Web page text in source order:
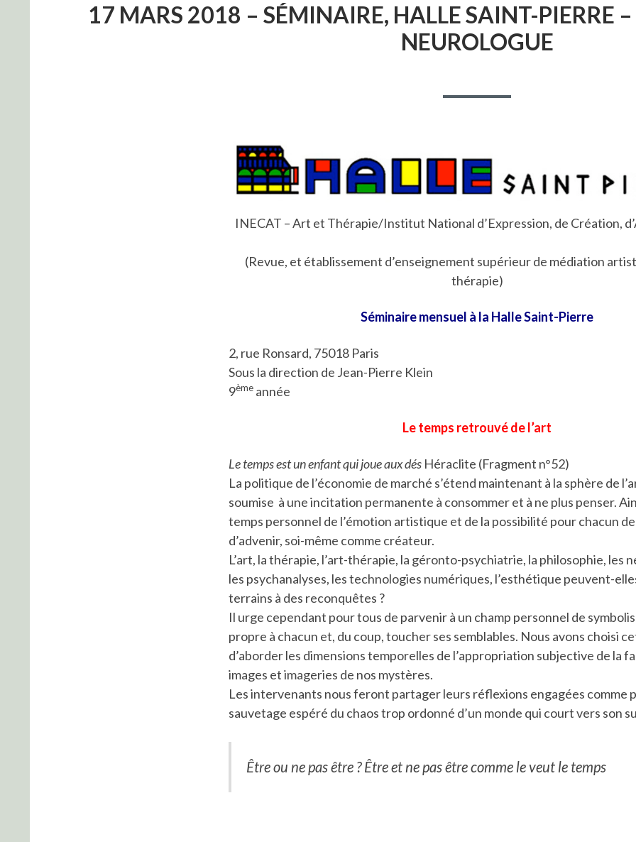
17 MARS 2018 – SÉMINAIRE, HALLE SAINT-PIERRE
NEUROLOGUE
INECAT – Art et Thérapie/Institut National d’Expression, de Création,
(Revue, et établissement d’enseignement supérieur de médiation
thérapie)
Séminaire mensuel à la Halle Saint-Pierre
2, rue Ronsard, 75018 Paris
Sous la direction de Jean-Pierre Klein
9ème année
Le temps retrouvé de l’art
Le temps est un enfant qui joue aux dés Héraclite (Fragment n°52)
La politique de l’économie de marché s’étend maintenant à la sphère de
soumise à une incitation permanente à consommer et à ne plus penser.
temps personnel de l’émotion artistique et de la possibilité pour chacun
d’advenir, soi-même comme créateur.
L’art, la thérapie, l’art-thérapie, la géronto-psychiatrie, la philosophie, les
les psychanalyses, les technologies numériques, l’esthétique peuvent-
terrains à des reconquêtes ?
Il urge cependant pour tous de parvenir à un champ personnel de
propre à chacun et, du coup, toucher ses semblables. Nous avons choisi
d’aborder les dimensions temporelles de l’appropriation subjective de la
images et imageries de nos mystères.
Les intervenants nous feront partager leurs réflexions engagées comme
sauvetage espéré du chaos trop ordonné d’un monde qui court vers son
Être ou ne pas être ? Être et ne pas être comme le veut le temps